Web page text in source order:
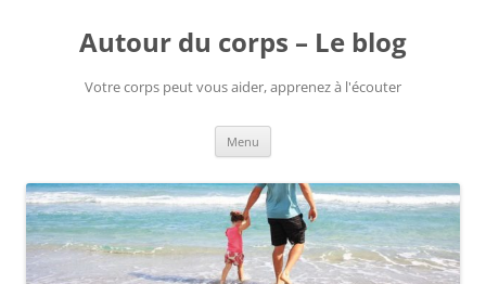
contenuAutour du corps – Le blog
Votre corps peut vous aider, apprenez à l'écouter
Menu